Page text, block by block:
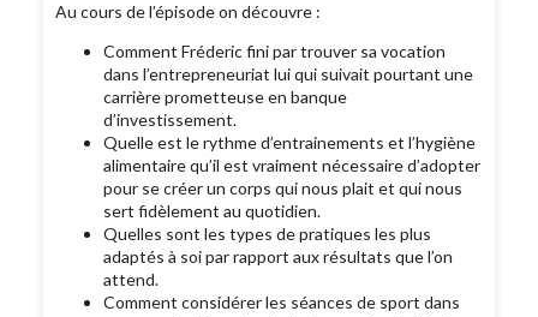
Au cours de l’épisode on découvre :
Comment Fréderic fini par trouver sa vocation
dans l’entrepreneuriat lui qui suivait pourtant une
carrière prometteuse en banque
d’investissement.
Quelle est le rythme d’entrainements et l’hygiène
alimentaire qu’il est vraiment nécessaire d’adopter
pour se créer un corps qui nous plait et qui nous
sert fidèlement au quotidien.
Quelles sont les types de pratiques les plus
adaptés à soi par rapport aux résultats que l’on
attend.
Comment considérer les séances de sport dans